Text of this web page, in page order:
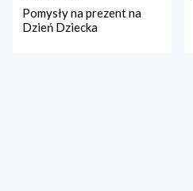
Pomysły na prezent na
Dzień Dziecka